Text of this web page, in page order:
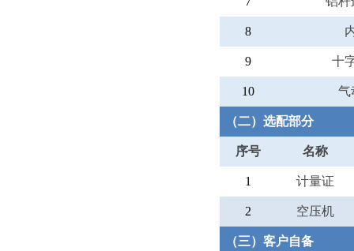
8
9 十
10 气
（二）选配部分
序号 名称
1 计量证
2 空压机
（三）客户自备